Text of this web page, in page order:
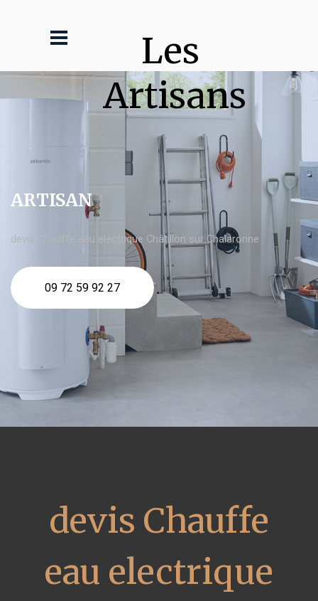
Les
Artisans
ARTISAN
devis Chauffe eau electrique Châtillon sur Chalaronne
09 72 59 92 27
devis Chauffe
eau electrique